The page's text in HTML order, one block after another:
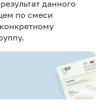
данного
по смеси